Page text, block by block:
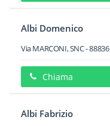
Albi Domenico
Via MARCONI, SNC-88836
Chiama
Albi Fabrizio